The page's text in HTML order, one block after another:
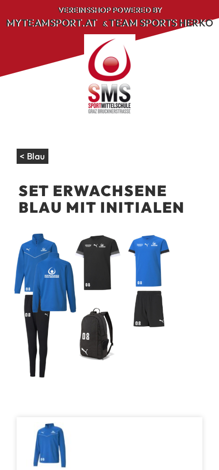
content
VEREINSSHOP POWERED BY
MYTEAMSPORT.AT&TEAM SPORTS HERKO
< Blau
SET ERWACHSENE
BLAU MIT INITIALEN